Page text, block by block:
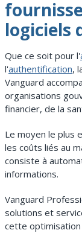
logiciels
Que ce soit pour l'
l'authentification,
Vanguard
organisations
financier, de la
Le moyen le plus
les coûts liés au
consiste à
informations.
Vanguard
solutions et
cette